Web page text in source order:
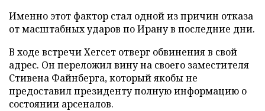
Именно этот фактор стал одной из причин отказа
от масштабных ударов по Ирану в последние дни.
В ходе встречи Хегсет отверг обвинения в свой
адрес. Он переложил вину на своего заместителя
Стивена Файнберга, который якобы не
предоставил президенту полную информацию о
состоянии арсеналов.